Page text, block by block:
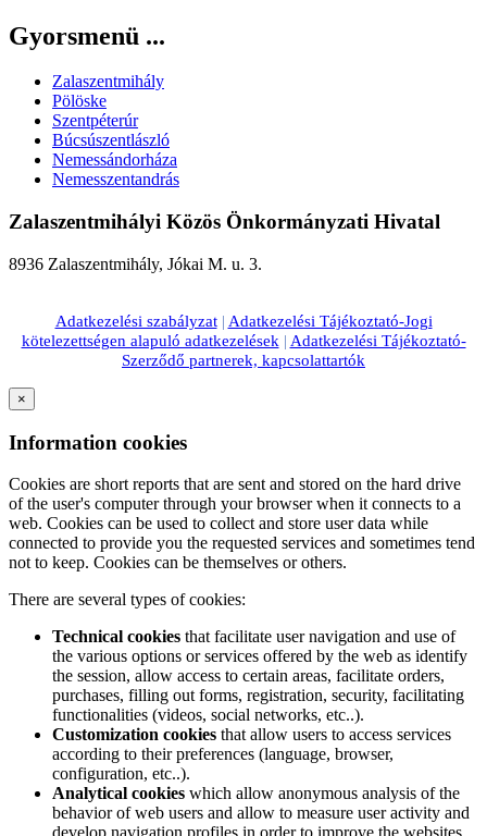
Gyorsmenü ...
Zalaszentmihály
Pölöske
Szentpéterúr
Búcsúszentlászló
Nemessándorháza
Nemesszentandrás
Zalaszentmihályi Közös Önkormányzati Hivatal
8936 Zalaszentmihály, Jókai M. u. 3.
Adatkezelési szabályzat| Adatkezelési Tájékoztató-Jogi
kötelezettségen alapuló adatkezelések | Adatkezelési Tájékoztató-
Szerződő partnerek, kapcsolattartók
×
Information cookies
Cookies are short reports that are sent and stored on the hard drive
of the user's computer through your browser when it connects to a
web. Cookies can be used to collect and store user data while
connected to provide you the requested services and sometimes tend
not to keep. Cookies can be themselves or others.
There are several types of cookies:
Technical cookies that facilitate user navigation and use of
the various options or services offered by the web as identify
the session, allow access to certain areas, facilitate orders,
purchases, filling out forms, registration, security, facilitating
functionalities (videos, social networks, etc..).
Customization cookies that allow users to access services
according to their preferences (language, browser,
configuration, etc..).
Analytical cookies which allow anonymous analysis of the
behavior of web users and allow to measure user activity and